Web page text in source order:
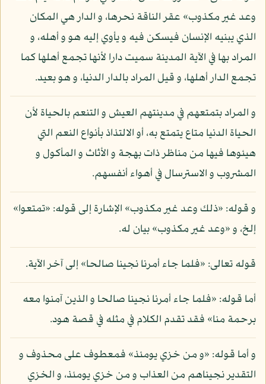
وعد غير مكذوب» عقر الناقة نحرها، و الدار هي المكان
الذي يبنيه الإنسان فيسكن فيه و يأوي إليه هو و أهله، و
المراد بها في الآية المدينة سميت دارا لأنها تجمع أهلها كما
تجمع الدار أهلها، و قيل المراد بالدار الدنيا، و هو بعيد.
و المراد بتمتعهم في مدينتهم العيش و التنعم بالحياة لأن
الحياة الدنيا متاع يتمتع به، أو الالتذاذ بأنواع النعم التي
هيئوها فيها من مناظر ذات بهجة و الأثاث و المأكول و
المشروب و الاسترسال في أهواء أنفسهم.
و قوله: «ذلك وعد غير مكذوب» الإشارة إلى قوله: «تمتعوا»
إلخ، و «وعد غير مكذوب» بيان له.
قوله تعالى: «فلما جاء أمرنا نجينا صالحا» إلى آخر الآية.
أما قوله: «فلما جاء أمرنا نجينا صالحا و الذين آمنوا معه
برحمة منا» فقد تقدم الكلام في مثله في قصة هود.
و أما قوله: «و من خزي يومئذ» فمعطوف على محذوف و
التقدير نجيناهم من العذاب و من خزي يومئذ، و الخزي